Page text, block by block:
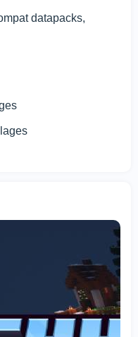
datapacks,